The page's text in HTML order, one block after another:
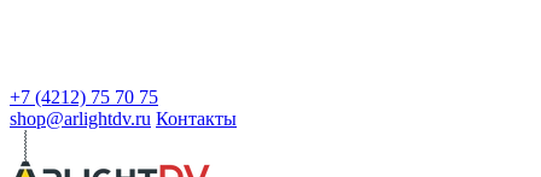
+7 (4212) 75 70 75
shop@arlightdv.ru Контакты